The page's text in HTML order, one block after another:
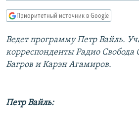
главной
навигации
поиску
КУЛЬТУРА
IDEL.РЕАЛИИ
КАВКАЗ.РЕАЛИИ
СЕВЕР.РЕАЛИИ
ПОДПИШИТЕСЬ НА РАССЫЛКУ
Приоритетный источник в Google
Ведет программу Петр Вайль.
корреспонденты Радио Свобода
Багров и Карэн Агамиров.
Петр Вайль: